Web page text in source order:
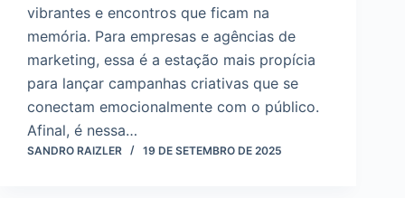
vibrantes e encontros que ficam na
memória. Para empresas e agências de
marketing, essa é a estação mais propícia
para lançar campanhas criativas que se
conectam emocionalmente com o público.
Afinal, é nessa…
SANDRO RAIZLER 19 DE SETEMBRO DE 2025